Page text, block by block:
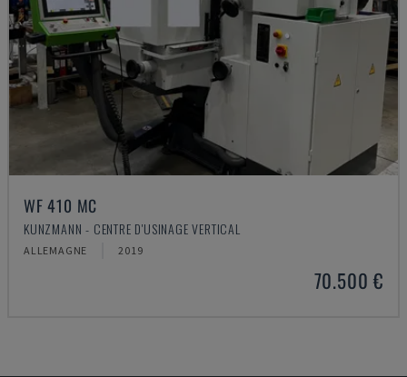
WF 410 MC
KUNZMANN - CENTRE D'USINAGE VERTICAL
ALLEMAGNE 2019
70.500 €